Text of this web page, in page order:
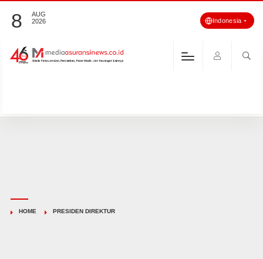
8
AUG
2026
Indonesia
HOME PRESIDEN DIREKTUR